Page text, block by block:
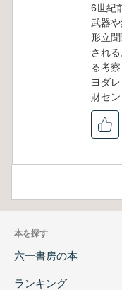
6世紀
武器
形立
され
る考
ヨダ
財セ
本を探す
六一書房の本
ランキング